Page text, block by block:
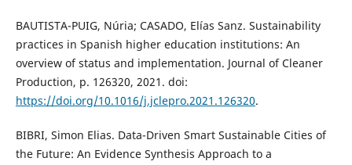
BAUTISTA-PUIG, Núria; CASADO, Elías Sanz. Sustainability
practices in Spanish higher education institutions: An
overview of status and implementation. Journal of Cleaner
Production, p. 126320, 2021. doi:
https://doi.org/10.1016/j.jclepro.2021.126320.
BIBRI, Simon Elias. Data-Driven Smart Sustainable Cities of
the Future: An Evidence Synthesis Approach to a